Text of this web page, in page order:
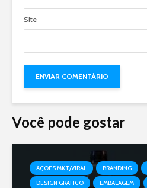
Site
Você pode gostar
AÇÕES MKT/VIRAL BRANDING
DESIGN GRÁFICO
EMBALAGEM